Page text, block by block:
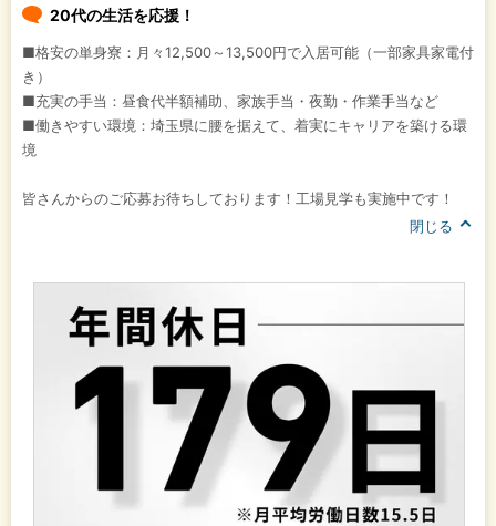
20代の生活を応援！
■格安の単身寮：月々12,500～13,500円で入居可能（一部家具家電付
き）
■充実の手当：昼食代半額補助、家族手当・夜勤・作業手当など
■働きやすい環境：埼玉県に腰を据えて、着実にキャリアを築ける環
境
皆さんからのご応募お待ちしております！工場見学も実施中です！
閉じる